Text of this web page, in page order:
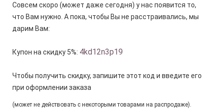
Совсем скоро (может даже сегодня) у нас появится то,
что Вам нужно. А пока, чтобы Вы не расстраивались, мы
дарим Вам:
Купон на скидку 5%: 4kd12n3p19
Чтобы получить скидку, запишите этот код и введите его
при оформлении заказа
(может не действовать с некоторыми товарами на распродаже).